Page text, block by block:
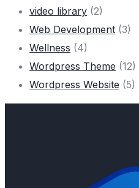
video library (2)
Web Development (3)
Wellness (4)
Wordpress Theme (12)
Wordpress Website (5)